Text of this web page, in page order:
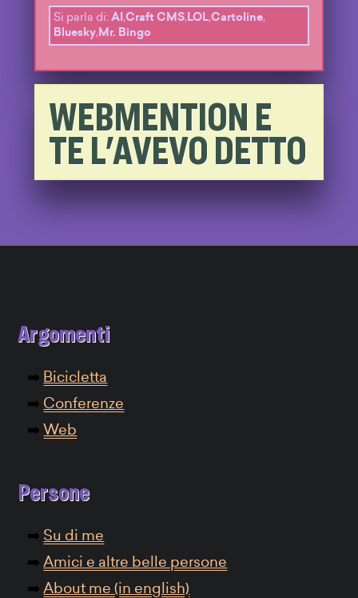
Si parla di: AI ,Craft CMS, LOL,Cartoline,
Bluesky, Mr. Bingo
WEBMENTION E
TE L'AVEVO DETTO
Argomenti
Bicicletta
Conferenze
Web
Persone
Su di me
Amici e altre belle persone
About me (in english)